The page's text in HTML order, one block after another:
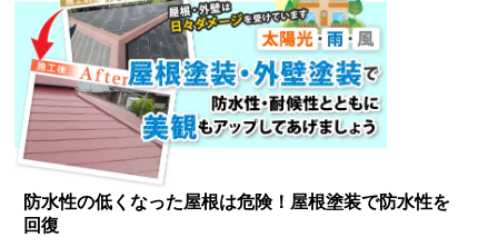
防水性の低くなった屋根は危険！屋根塗装で防水性を
回復